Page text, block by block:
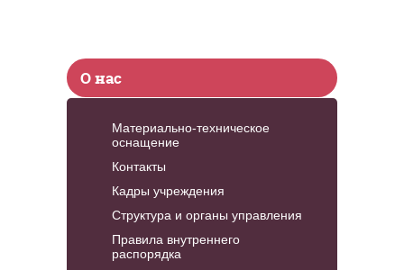
О нас
Материально-техническое
оснащение
Контакты
Кадры учреждения
Структура и органы управления
Правила внутреннего
распорядка